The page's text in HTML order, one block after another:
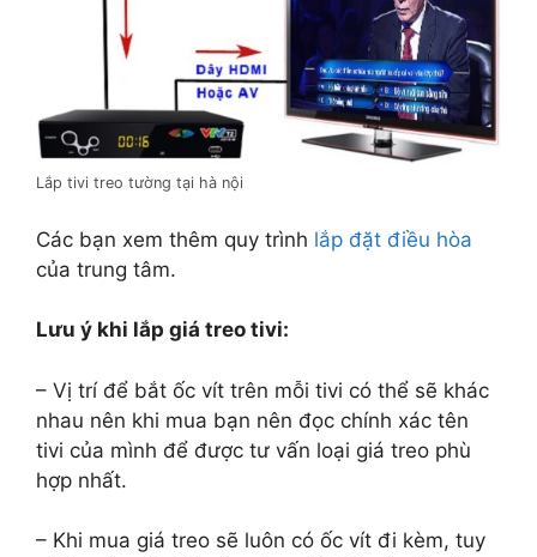
Lắp tivi treo tường tại hà nội
Các bạn xem thêm quy trình lắp đặt điều hòa
của trung tâm.
Lưu ý khi lắp giá treo tivi:
– Vị trí để bắt ốc vít trên mỗi tivi có thể sẽ khác
nhau nên khi mua bạn nên đọc chính xác tên
tivi của mình để được tư vấn loại giá treo phù
hợp nhất.
– Khi mua giá treo sẽ luôn có ốc vít đi kèm, tuy